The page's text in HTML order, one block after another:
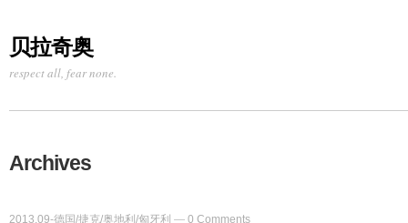
贝拉奇奥
respect all, fear none.
Archives
2013.09-德国/捷克/奥地利/匈牙利 — 0 Comments